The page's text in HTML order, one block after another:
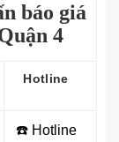
báo giá
4
Hotline
☎️ Hotline